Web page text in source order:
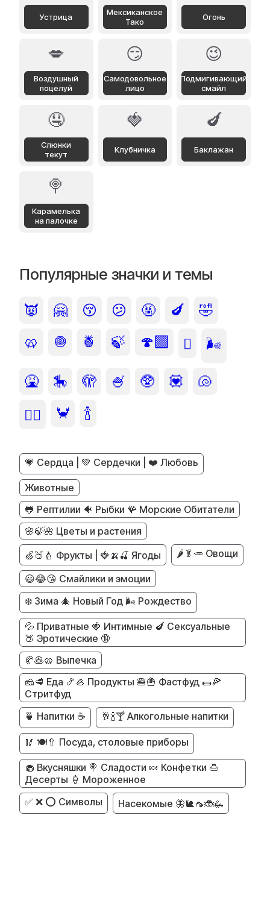
Устрица
Мексиканское
Тако
Огонь
💋
Воздушный
поцелуй
😏
Самодовольное
лицо
😉
Подмигивающий
смайл
🤤
Слюнки
текут
🍓
Клубничка
🍆
Баклажан
🍭
Карамелька
на палочке
Популярные значки и темы
👿 🤗 😚 😕 🤬 🍆
🤣
🥨
🧅 🍍 🍃 🍄‍🟫 🫜 🌬️
🤮 🎠 🫣 🍧 🥸 💟
🐚
😮‍💨
🦀 🍾
💗 Сердца | 💚 Сердечки | ❤️ Любовь
Животные
🐸 Рептилии 🐠 Рыбки 🪸 Морские Обитатели
🌸🍃🌺 Цветы и растения
🍏🍑🍐 Фрукты | 🍓🍌🍒 Ягоды
🌶️🥬🥕 Овощи
😃😂😘 Смайлики и эмоции
❄️ Зима 🎄 Новый Год 🌬️ Рождество
💦 Приватные 🍓 Интимные 🍆 Сексуальные
🍑 Эротические 🔞
🥐🥞🥨 Выпечка
🧀🥩 Еда 🍤🦪 Продукты 🍔🍟 Фастфуд 🌯🍕
Стритфуд
🍵 Напитки ☕
🥂🍾🍸 Алкогольные напитки
🥢 🍽️🥄 Посуда, столовые приборы
🧁 Вкусняшки 🍭 Сладости 🍬 Конфетки 🍮
Десерты 🍦 Мороженное
✅ ❌ ⭕ Символы
Насекомые 🦋🐌🦟🐞🦗